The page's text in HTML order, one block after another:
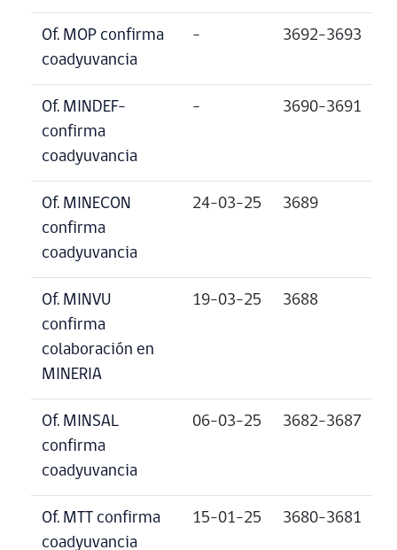
Of. MOP confirma
coadyuvancia
– 3692-3693
Of. MINDEF-
confirma
coadyuvancia
– 3690-3691
Of. MINECON
confirma
coadyuvancia
24-03-25 3689
Of. MINVU
confirma
colaboración en
MINERIA
19-03-25 3688
Of. MINSAL
confirma
coadyuvancia
06-03-25 3682-3687
Of. MTT confirma
coadyuvancia
15-01-25 3680-3681